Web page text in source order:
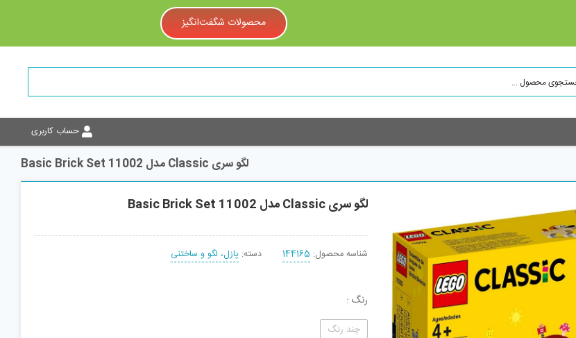
محصولات شگفت‌انگیز
حساب کاربری
لگو سری Classic مدل 11002 Basic Brick Set
لگو سری Classic مدل 11002 Basic Brick Set
شناسه محصول: 144165 دسته: پازل، لگو و ساختنی
رنگ
چند رنگ